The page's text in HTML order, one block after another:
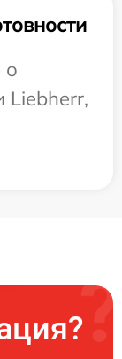
о
Liebherr,